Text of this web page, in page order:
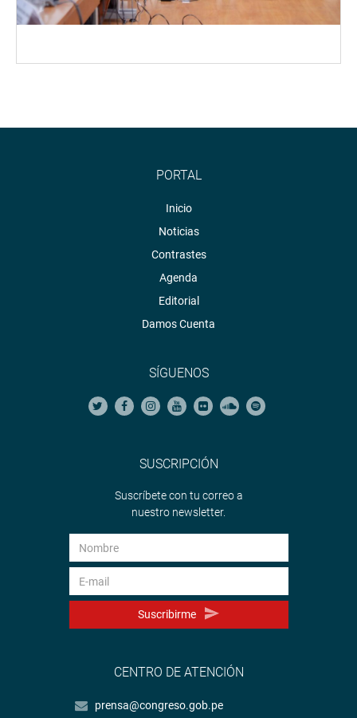
PORTAL
Inicio
Noticias
Contrastes
Agenda
Editorial
Damos Cuenta
SÍGUENOS
SUSCRIPCIÓN
Suscríbete con tu correo a
nuestro newsletter.
Suscribirme
CENTRO DE ATENCIÓN
prensa@congreso.gob.pe